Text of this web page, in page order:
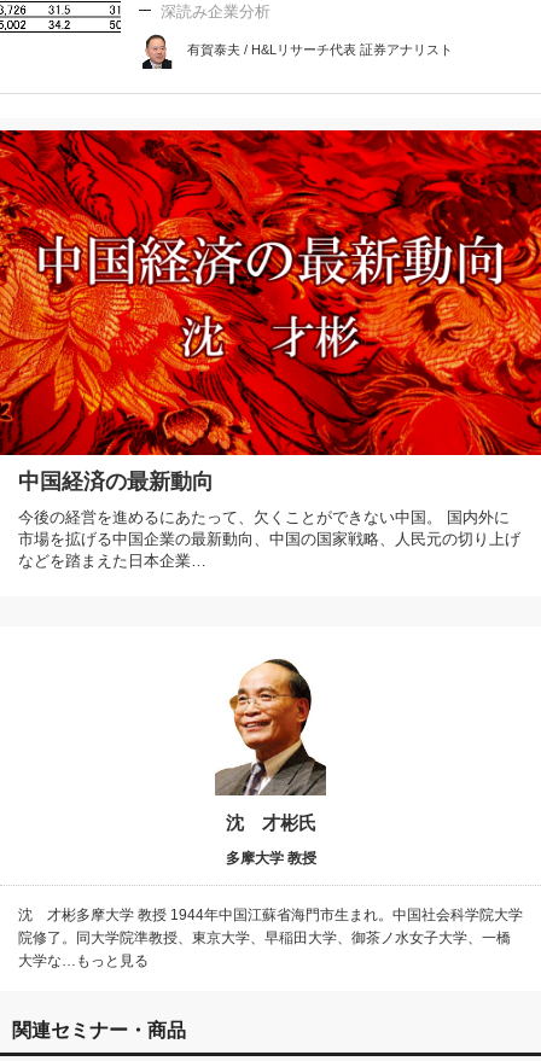
深読み企業分析
有賀泰夫 / H&Lリサーチ代表 証券アナリスト
中国経済の最新動向
今後の経営を進めるにあたって、欠くことができない中国。 国内外に
市場を拡げる中国企業の最新動向、中国の国家戦略、人民元の切り上げ
などを踏まえた日本企業…
沈 才彬氏
多摩大学 教授
沈 才彬多摩大学 教授 1944年中国江蘇省海門市生まれ。中国社会科学院大学
院修了。同大学院準教授、東京大学、早稲田大学、御茶ノ水女子大学、一橋
大学な…もっと見る
関連セミナー・商品